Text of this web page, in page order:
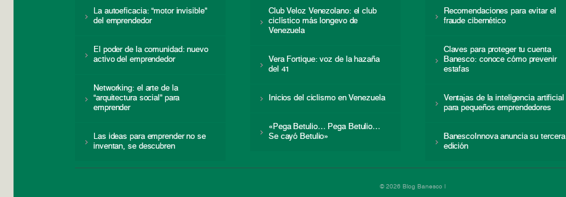
La autoeficacia: “motor invisible”
del emprendedor
El poder de la comunidad: nuevo
activo del emprendedor
Networking: el arte de la
“arquitectura social” para
emprender
Las ideas para emprender no se
inventan, se descubren
Club Veloz Venezolano: el club
ciclístico más longevo de
Venezuela
Vera Fortique: voz de la hazaña
del 41
Inicios del ciclismo en Venezuela
«Pega Betulio… Pega Betulio…
Se cayó Betulio»
Recomendaciones para evitar el
fraude cibernético
Claves para proteger tu cuenta
Banesco: conoce cómo prevenir
estafas
Ventajas de la inteligencia artificial
para pequeños emprendedores
BanescoInnova anuncia su tercera
edición
© 2026 Blog Banesco |